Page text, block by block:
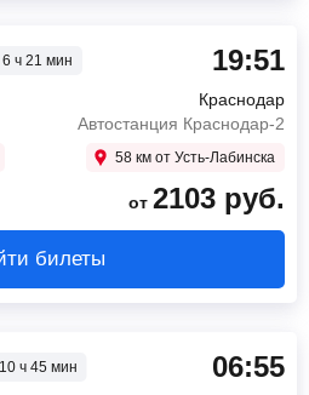
6 ч 21 мин 19:51
Краснодар
Автостанция Краснодар-2
58 км от Усть-Лабинска
от 2103 руб.
билеты
10 ч 45 мин 06:55